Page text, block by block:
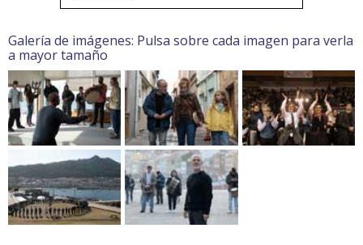
Galería de imágenes: Pulsa sobre cada imagen para verla
a mayor tamaño